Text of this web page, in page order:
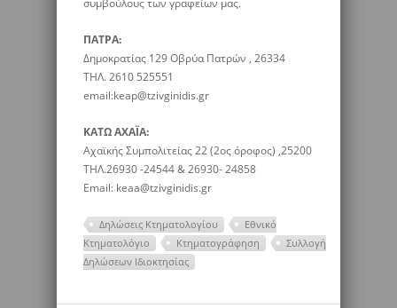
ΠΑΤΡΑ:
Δημοκρατίας 129 Οβρύα Πατρών , 26334
ΤΗΛ. 2610 525551
email:keap@tzivginidis.gr
ΚΑΤΩ ΑΧΑΪΑ:
Αχαϊκής Συμπολιτείας 22 (2ος όροφος) ,25200
ΤΗΛ.26930 -24544 & 26930- 24858
Email: keaa@tzivginidis.gr
Δηλώσεις Κτηματολογίου
Εθνικό
Κτηματολόγιο
Κτηματογράφηση
Συλλογή
Δηλώσεων Ιδιοκτησίας